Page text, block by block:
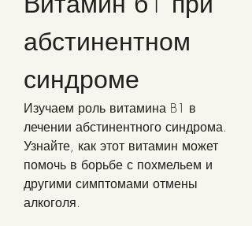
абстинентном
синдроме
Изучаем роль витамина B1 в
лечении абстинентного синдрома.
Узнайте, как этот витамин может
помочь в борьбе с похмельем и
другими симптомами отмены
алкоголя.